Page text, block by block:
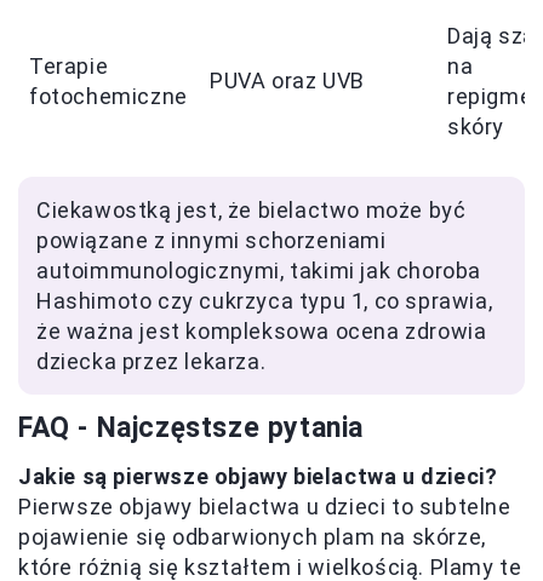
Terapie
fotochemiczne
PUVA oraz UVB
Dają
na
skóry
Ciekawostką jest, że bielactwo może być
powiązane z innymi schorzeniami
autoimmunologicznymi, takimi jak choroba
Hashimoto czy cukrzyca typu 1, co sprawia,
że ważna jest kompleksowa ocena zdrowia
dziecka przez lekarza.
FAQ - Najczęstsze pytania
Jakie są pierwsze objawy bielactwa u dzieci?
Pierwsze objawy bielactwa u dzieci to subtelne
pojawienie się odbarwionych plam na skórze,
które różnią się kształtem i wielkością. Plamy te